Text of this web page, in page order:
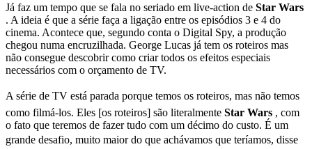
Já faz um tempo que se fala no seriado em live-action de Star Wars
. A ideia é que a série faça a ligação entre os episódios 3 e 4 do
cinema. Acontece que, segundo conta o Digital Spy, a produção
chegou numa encruzilhada. George Lucas já tem os roteiros mas
não consegue descobrir como criar todos os efeitos especiais
necessários com o orçamento de TV.
A série de TV está parada porque temos os roteiros, mas não temos
como filmá-los. Eles [os roteiros] são literalmente Star Wars , com
o fato que teremos de fazer tudo com um décimo do custo. É um
grande desafio, muito maior do que achávamos que teríamos, disse